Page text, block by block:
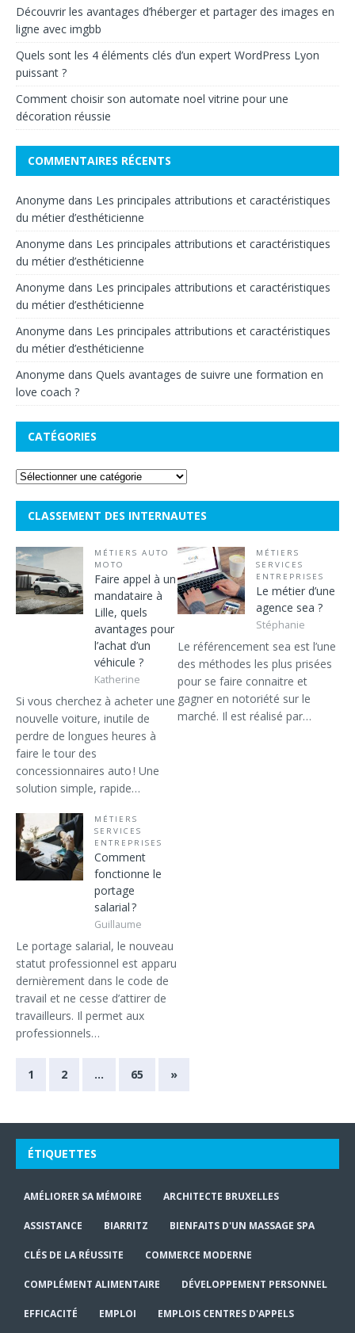
Découvrir les avantages d’héberger et partager des images en
ligne avec imgbb
Quels sont les 4 éléments clés d’un expert WordPress Lyon
puissant ?
Comment choisir son automate noel vitrine pour une
décoration réussie
COMMENTAIRES RÉCENTS
Anonyme dans Les principales attributions et caractéristiques
du métier d’esthéticienne
Anonyme dans Les principales attributions et caractéristiques
du métier d’esthéticienne
Anonyme dans Les principales attributions et caractéristiques
du métier d’esthéticienne
Anonyme dans Les principales attributions et caractéristiques
du métier d’esthéticienne
Anonyme dans Quels avantages de suivre une formation en
love coach ?
CATÉGORIES
CLASSEMENT DES INTERNAUTES
MÉTIERS AUTO
MOTO
Faire appel à un
mandataire à
Lille, quels
avantages pour
l’achat d’un
véhicule ?
Katherine
Si vous cherchez à acheter une
nouvelle voiture, inutile de
perdre de longues heures à
faire le tour des
concessionnaires auto ! Une
solution simple, rapide…
MÉTIERS
SERVICES
ENTREPRISES
Le métier d’une
agence sea ?
Stéphanie
Le référencement sea est l’une
des méthodes les plus prisées
pour se faire connaitre et
gagner en notoriété sur le
marché. Il est réalisé par…
MÉTIERS
SERVICES
ENTREPRISES
Comment
fonctionne le
portage
salarial ?
Guillaume
Le portage salarial, le nouveau
statut professionnel est apparu
dernièrement dans le code de
travail et ne cesse d’attirer de
travailleurs. Il permet aux
professionnels…
1 2 … 65 »
ÉTIQUETTES
AMÉLIORER SA MÉMOIRE ARCHITECTE BRUXELLES
ASSISTANCE BIARRITZ BIENFAITS D'UN MASSAGE SPA
CLÉS DE LA RÉUSSITE COMMERCE MODERNE
COMPLÉMENT ALIMENTAIRE DÉVELOPPEMENT PERSONNEL
EFFICACITÉ EMPLOI EMPLOIS CENTRES D'APPELS